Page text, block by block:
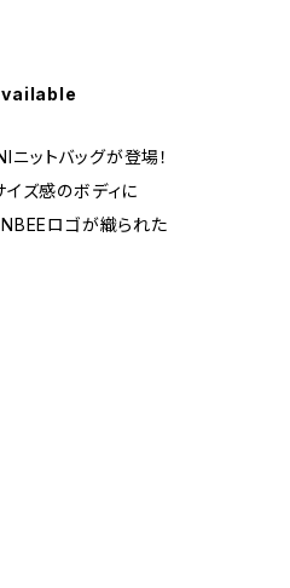
ットバッグが登場！
ズ感のボディに
ロゴが織られた